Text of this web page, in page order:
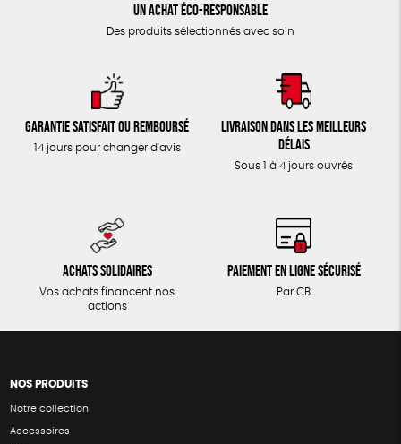
Un achat éco-responsable
Des produits sélectionnés avec soin
Garantie satisfait ou remboursé
14 jours pour changer d'avis
Livraison dans les meilleurs
délais
Sous 1 à 4 jours ouvrés
Achats solidaires
Vos achats financent nos
actions
Paiement en ligne sécurisé
Par CB
NOS PRODUITS
Notre collection
Accessoires